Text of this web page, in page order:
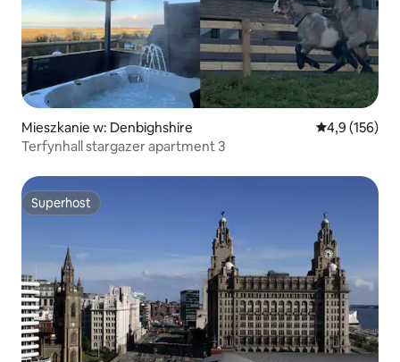
Mieszkanie w: Denbighshire Średnia
4,9 (156)
Terfynhall stargazer apartment 3
Superhost
Superhost